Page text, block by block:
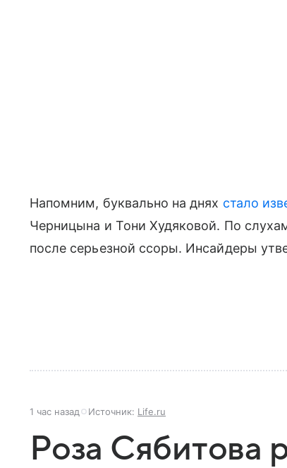
Напомним, буквально на днях стало
Черницына и Тони Худяковой. По
после серьезной ссоры. Инсайдеры
1 час назад Источник: Life.ru
Роза Сябитова